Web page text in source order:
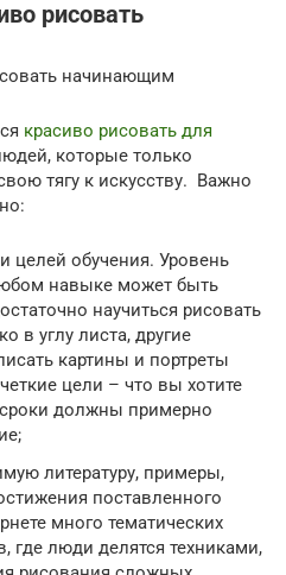
рисовать
начинающим
красиво рисовать для
которые только
тягу к искусству. Важно
целей обучения. Уровень
навыке может быть
научиться рисовать
в углу листа, другие
картины и портреты
цели – что вы хотите
сроки должны примерно
литературу, примеры,
поставленного
много тематических
где люди делятся техниками,